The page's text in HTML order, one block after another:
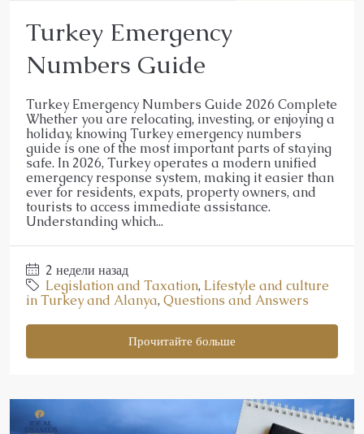
Turkey Emergency
Numbers Guide
Turkey Emergency Numbers Guide 2026 Complete
Whether you are relocating, investing, or enjoying a
holiday, knowing Turkey emergency numbers
guide is one of the most important parts of staying
safe. In 2026, Turkey operates a modern unified
emergency response system, making it easier than
ever for residents, expats, property owners, and
tourists to access immediate assistance.
Understanding which...
2 недели назад
Legislation and Taxation, Lifestyle and culture
in Turkey and Alanya, Questions and Answers
Прочитайте больше